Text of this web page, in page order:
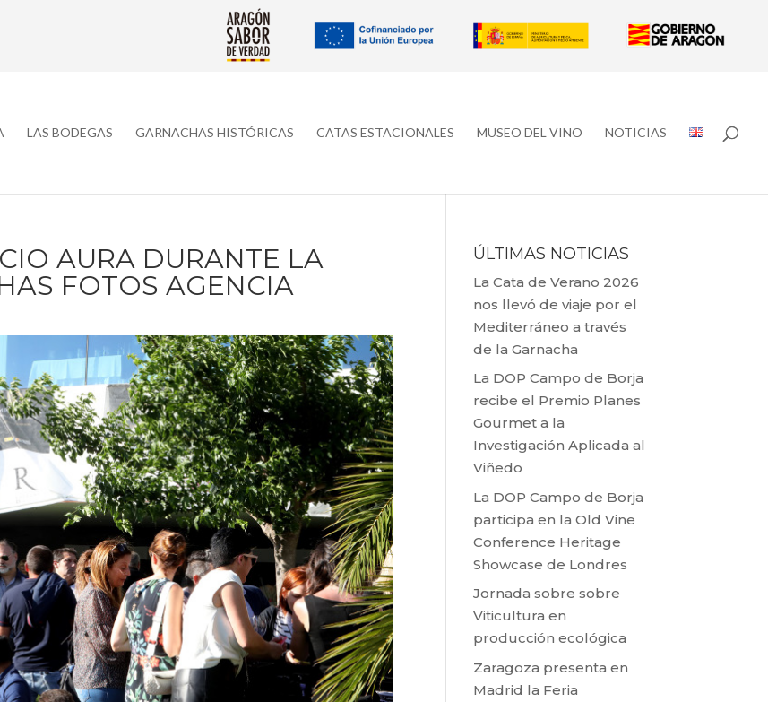
LAS BODEGAS GARNACHAS HISTÓRICAS CATAS ESTACIONALES MUSEO DEL VINO NOTICIAS
AURA DURANTE LA
FOTOS AGENCIA
ÚLTIMAS NOTICIAS
La Cata de Verano 2026
nos llevó de viaje por el
Mediterráneo a través
de la Garnacha
La DOP Campo de Borja
recibe el Premio Planes
Gourmet a la
Investigación Aplicada al
Viñedo
La DOP Campo de Borja
participa en la Old Vine
Conference Heritage
Showcase de Londres
Jornada sobre sobre
Viticultura en
producción ecológica
Zaragoza presenta en
Madrid la Feria